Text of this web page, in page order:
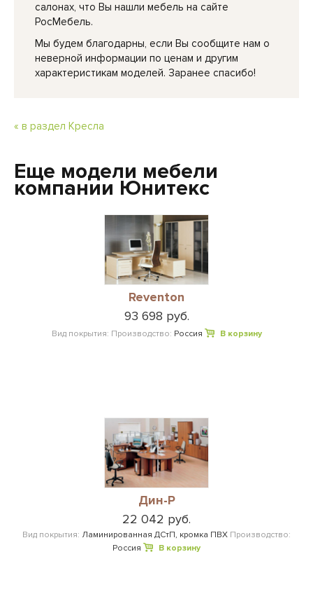
салонах, что Вы нашли мебель на сайте
РосМебель.
Мы будем благодарны, если Вы сообщите нам о
неверной информации по ценам и другим
характеристикам моделей. Заранее спасибо!
« в раздел Кресла
Еще модели мебели
компании Юнитекс
Reventon
93 698 руб.
Вид покрытия: Производство: Россия В корзину
Дин-Р
22 042 руб.
Вид покрытия: Ламинированная ДСтП, кромка ПВХ Производство:
Россия
В корзину